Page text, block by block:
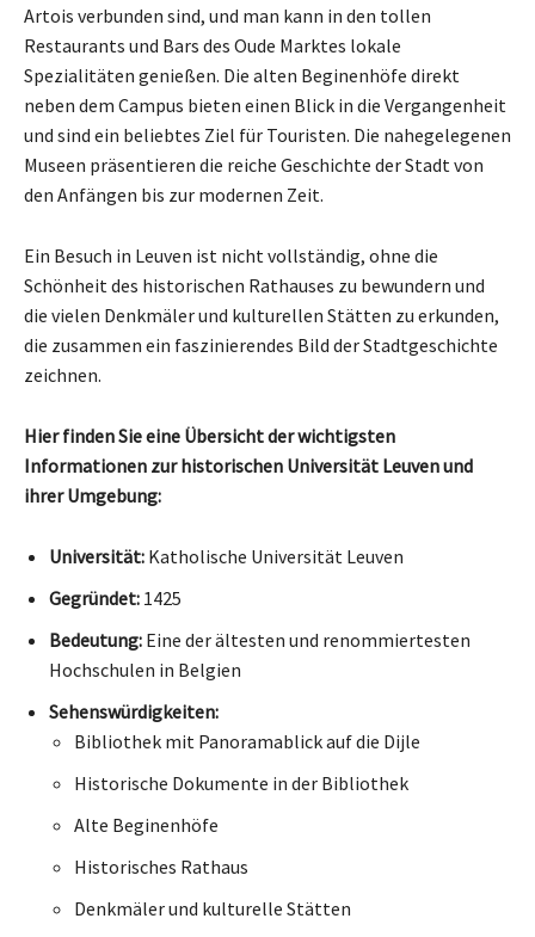
Artois verbunden sind, und man kann in den tollen
Restaurants und Bars des Oude Marktes lokale
Spezialitäten genießen. Die alten Beginenhöfe direkt
neben dem Campus bieten einen Blick in die Vergangenheit
und sind ein beliebtes Ziel für Touristen. Die nahegelegenen
Museen präsentieren die reiche Geschichte der Stadt von
den Anfängen bis zur modernen Zeit.
Ein Besuch in Leuven ist nicht vollständig, ohne die
Schönheit des historischen Rathauses zu bewundern und
die vielen Denkmäler und kulturellen Stätten zu erkunden,
die zusammen ein faszinierendes Bild der Stadtgeschichte
zeichnen.
Hier finden Sie eine Übersicht der wichtigsten
Informationen zur historischen Universität Leuven und
ihrer Umgebung:
Universität: Katholische Universität Leuven
Gegründet: 1425
Bedeutung: Eine der ältesten und renommiertesten
Hochschulen in Belgien
Sehenswürdigkeiten:
Bibliothek mit Panoramablick auf die Dijle
Historische Dokumente in der Bibliothek
Alte Beginenhöfe
Historisches Rathaus
Denkmäler und kulturelle Stätten